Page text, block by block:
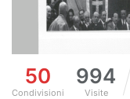
50
Condivisioni
994
Visite